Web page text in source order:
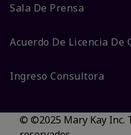
Sala De Prensa
Acuerdo De Licencia De
Ingreso Consultora
© ©2025 Mary Kay Inc.